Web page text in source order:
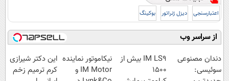
اعتبارسنجی دیزل ژنراتور بوکینگ
از سراسر وب
دندان مصنوعی
سوئیسی:
IM LS9 بیش از
1500
نیکاموتور نماینده
IM Motor و
این دکتر شیرازی
کرم ترمیم زخم